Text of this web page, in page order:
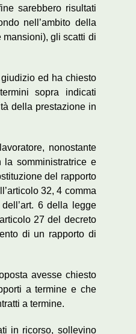
sarebbero risultati
nell’ambito della
gli scatti di
ed ha chiesto
sopra indicati
della prestazione in
nonostante
la somministratrice e
del rapporto
32, 4 comma
6 della legge
27 del decreto
di un rapporto di
avesse chiesto
a termine e che
a termine.
in ricorso, sollevino